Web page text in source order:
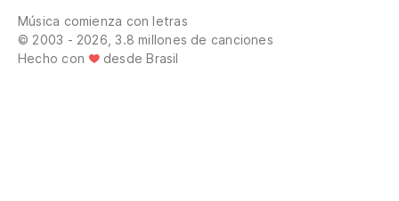
Música comienza con letras
© 2003 - 2026, 3.8 millones de canciones
Hecho con
desde Brasil